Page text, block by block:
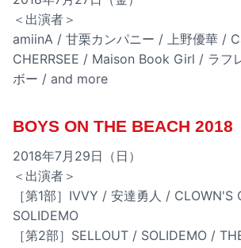
＜出演者＞
amiinA / 甘栗カンパニー / 上野優華 /
CHERRSEE / Maison Book Girl / ラフ
ボー / and more
BOYS ON THE BEACH 2018
2018年7月29日（日）
＜出演者＞
［第1部］IVVY / 安達勇人 / CLOWN'S
SOLIDEMO
［第2部］SELLOUT / SOLIDEMO /